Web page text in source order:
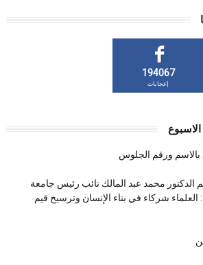
194067
إعجابات
الاسبوع
محمد عبد المالك نائب رئيس جامعة
العلماء شركاء في بناء الإنسان وترسيخ قيم